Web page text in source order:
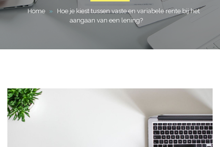
Home »
Hoe je kiest tussen vaste en variabele rente bij het
aangaan van een lening?